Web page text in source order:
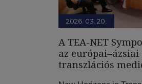
2026. 03. 20.
A TEA-NET
az
transzlációs